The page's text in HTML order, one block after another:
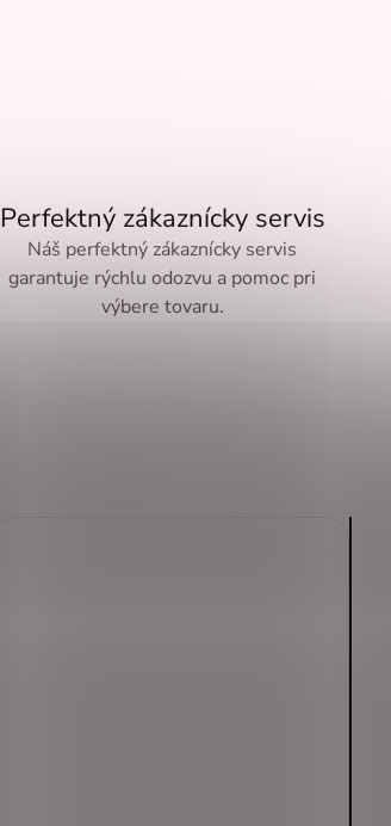
Perfektný zákaznícky servis
Náš perfektný zákaznícky servis
garantuje rýchlu odozvu a pomoc pri
výbere tovaru.